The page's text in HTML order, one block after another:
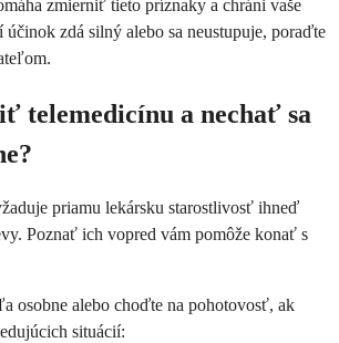
zmierniť tieto príznaky a chráni vaše
zdá silný alebo sa neustupuje, poraďte
telemedicínu a nechať sa
priamu lekársku starostlivosť ihneď
Poznať ich vopred vám pomôže konať s
osobne alebo choďte na pohotovosť, ak
situácií: